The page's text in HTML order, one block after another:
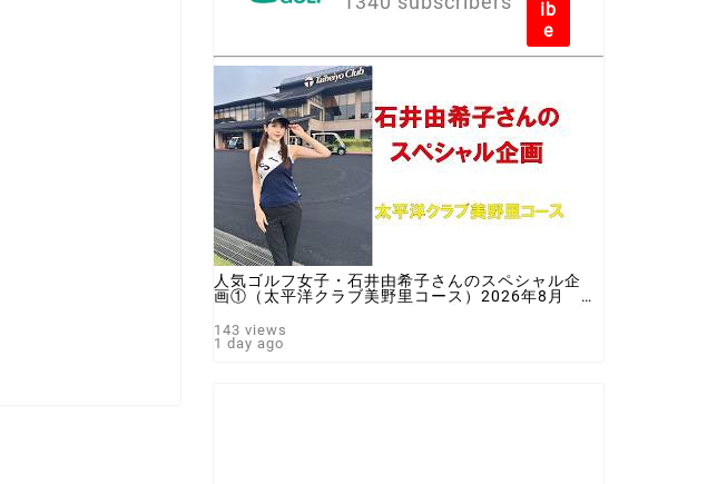
ib
e
人気ゴルフ女子・石井由希子さんのスペシャル企
画①（太平洋クラブ美野里コース）2026年8月 ♯
画 ♯スマイルゴルフ
143 views
1 day ago